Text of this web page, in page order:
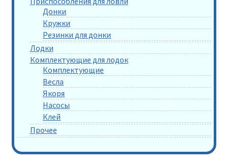
Донки
Кружки
Резинки для донки
Лодки
Комплектующие для лодок
Комплектующие
Весла
Якоря
Насосы
Клей
Прочее